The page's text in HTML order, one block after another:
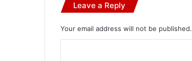
Leave a Reply
Your email address will not be published.